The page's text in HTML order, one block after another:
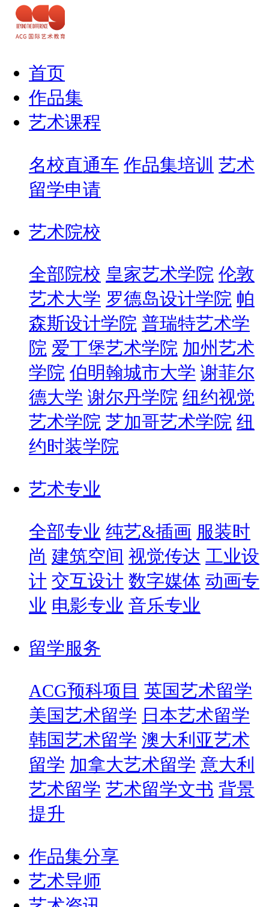
首页
作品集
艺术课程
名校直通车 作品集培训 艺术
留学申请
艺术院校
全部院校 皇家艺术学院 伦敦
艺术大学 罗德岛设计学院 帕
森斯设计学院 普瑞特艺术学
院 爱丁堡艺术学院 加州艺术
学院 伯明翰城市大学 谢菲尔
德大学 谢尔丹学院 纽约视觉
艺术学院 芝加哥艺术学院 纽
约时装学院
艺术专业
全部专业 纯艺&插画 服装时
尚 建筑空间 视觉传达 工业设
计 交互设计 数字媒体 动画专
业 电影专业 音乐专业
留学服务
ACG预科项目 英国艺术留学
美国艺术留学 日本艺术留学
韩国艺术留学 澳大利亚艺术
留学 加拿大艺术留学 意大利
艺术留学 艺术留学文书 背景
提升
作品集分享
艺术导师